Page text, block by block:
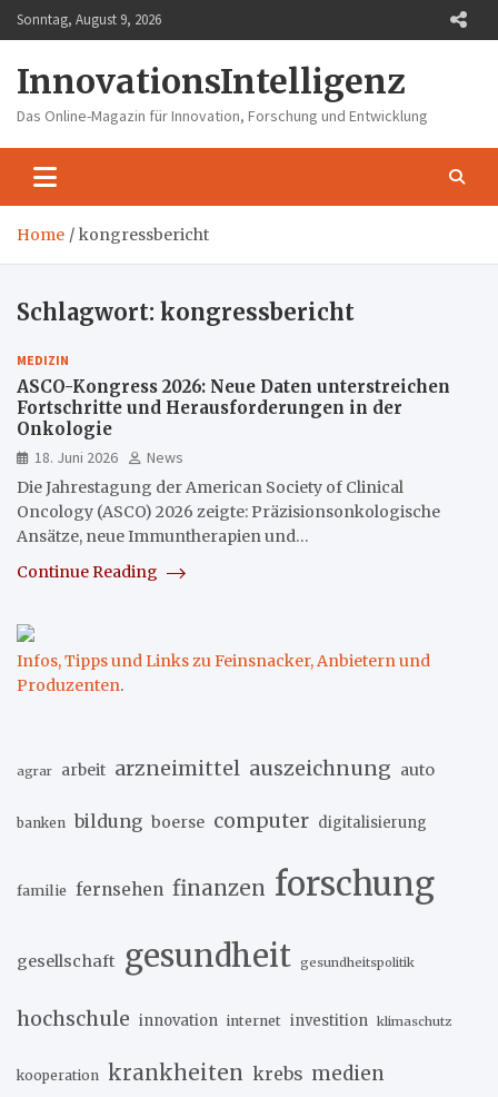
Skip
to
Sonntag, August 9, 2026
InnovationsIntelligenz
Das Online-Magazin für Innovation, Forschung und Entwicklung
Home kongressbericht
Schlagwort: kongressbericht
MEDIZIN
ASCO-Kongress 2026: Neue Daten unterstreichen
Fortschritte und Herausforderungen in der
Onkologie
18. Juni 2026
News
Die Jahrestagung der American Society of Clinical
Oncology (ASCO) 2026 zeigte: Präzisionsonkologische
Ansätze, neue Immuntherapien und…
Continue Reading
Infos, Tipps und Links zu Feinsnacker, Anbietern und
Produzenten.
agrar arbeit arzneimittel auszeichnung auto
banken bildung boerse computer digitalisierung
familie fernsehen finanzen forschung
gesellschaft gesundheit gesundheitspolitik
hochschule innovation internet investition klimaschutz
kooperation krankheiten krebs medien